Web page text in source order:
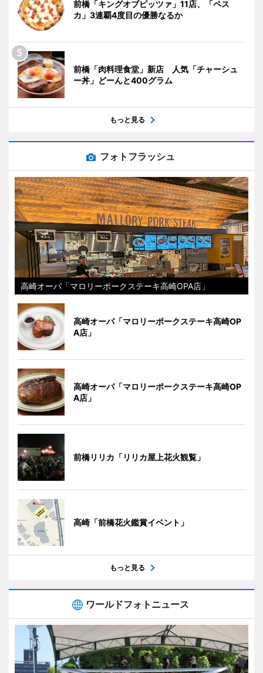
前橋「キングオブピッツァ」11店、「ペス
カ」3連覇4度目の優勝なるか
前橋「肉料理食堂」新店 人気「チャーシュ
ー丼」どーんと400グラム
もっと見る
フォトフラッシュ
高崎オーパ「マロリーポークステーキ高崎OPA店」
高崎オーパ「マロリーポークステーキ高崎OP
A店」
高崎オーパ「マロリーポークステーキ高崎OP
A店」
前橋リリカ「リリカ屋上花火観覧」
高崎「前橋花火鑑賞イベント」
もっと見る
ワールドフォトニュース